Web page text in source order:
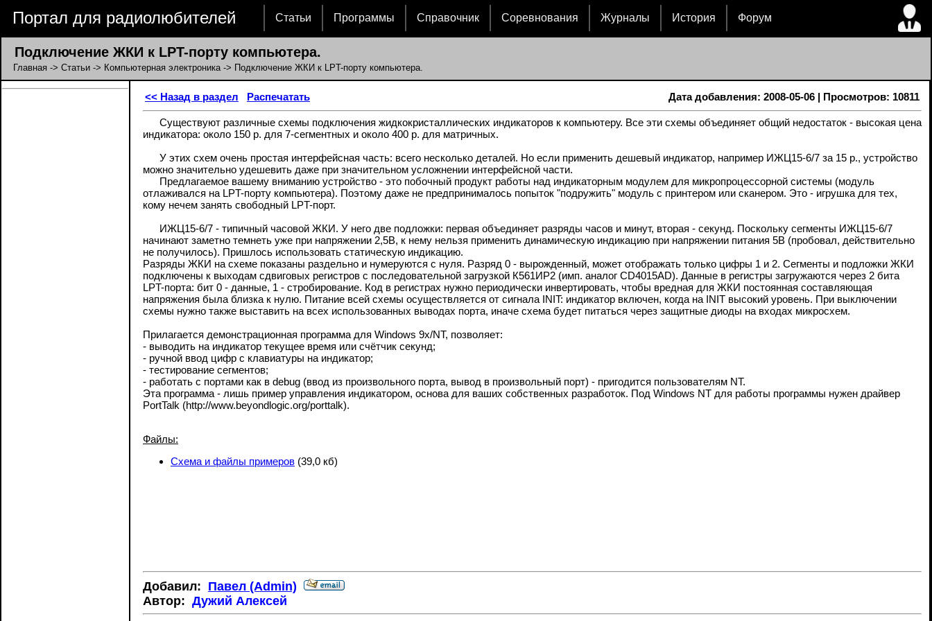
Портал для радиолюбителей Статьи Программы Справочник Соревнования Журналы История Форум
Подключение ЖКИ к LPT-порту компьютера.
Главная -> Статьи -> Компьютерная электроника-> Подключение ЖКИ к LPT-порту компьютера.
<< Назад в раздел Распечатать Дата добавления: 2008-05-06 | Просмотров: 10811
Существуют различные схемы подключения жидкокристаллических индикаторов к компьютеру. Все эти схемы объединяет общий недостаток - высокая цена
индикатора: около 150 р. для 7-сегментных и около 400 р. для матричных.
У этих схем очень простая интерфейсная часть: всего несколько деталей. Но если применить дешевый индикатор, например ИЖЦ15-6/7 за 15 р., устройство
можно значительно удешевить даже при значительном усложнении интерфейсной части.
Предлагаемое вашему вниманию устройство - это побочный продукт работы над индикаторным модулем для микропроцессорной системы (модуль
отлаживался на LPT-порту компьютера). Поэтому даже не предпринималось попыток "подружить" модуль с принтером или сканером. Это - игрушка для тех,
кому нечем занять свободный LPT-порт.
ИЖЦ15-6/7 - типичный часовой ЖКИ. У него две подложки: первая объединяет разряды часов и минут, вторая - секунд. Поскольку сегменты ИЖЦ15-6/7
начинают заметно темнеть уже при напряжении 2,5В, к нему нельзя применить динамическую индикацию при напряжении питания 5В (пробовал, действительно
не получилось). Пришлось использовать статическую индикацию.
Разряды ЖКИ на схеме показаны раздельно и нумеруются с нуля. Разряд 0 - вырожденный, может отображать только цифры 1 и 2. Сегменты и подложки ЖКИ
подключены к выходам сдвиговых регистров с последовательной загрузкой К561ИР2 (имп. аналог CD4015AD). Данные в регистры загружаются через 2 бита
LPT-порта: бит 0 - данные, 1 - стробирование. Код в регистрах нужно периодически инвертировать, чтобы вредная для ЖКИ постоянная составляющая
напряжения была близка к нулю. Питание всей схемы осуществляется от сигнала INIT: индикатор включен, когда на INIT высокий уровень. При выключении
схемы нужно также выставить на всех использованных выводах порта, иначе схема будет питаться через защитные диоды на входах микросхем.
Прилагается демонстрационная программа для Windows 9x/NT, позволяет:
- выводить на индикатор текущее время или счётчик секунд;
- ручной ввод цифр с клавиатуры на индикатор;
- тестирование сегментов;
- работать с портами как в debug (ввод из произвольного порта, вывод в произвольный порт) - пригодится пользователям NT.
Эта программа - лишь пример управления индикатором, основа для ваших собственных разработок. Под Windows NT для работы программы нужен драйвер
PortTalk (http://www.beyondlogic.org/porttalk).
Файлы:
Схема и файлы примеров (39,0 кб)
Добавил: Павел (Admin)
Автор: Дужий Алексей